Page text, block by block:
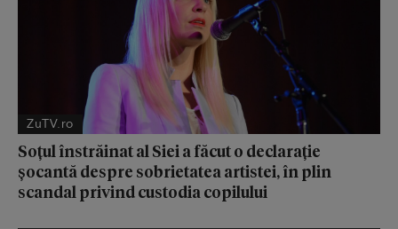
ZuTV.ro
Soțul înstrăinat al Siei a făcut o declarație
șocantă despre sobrietatea artistei, în plin
scandal privind custodia copilului